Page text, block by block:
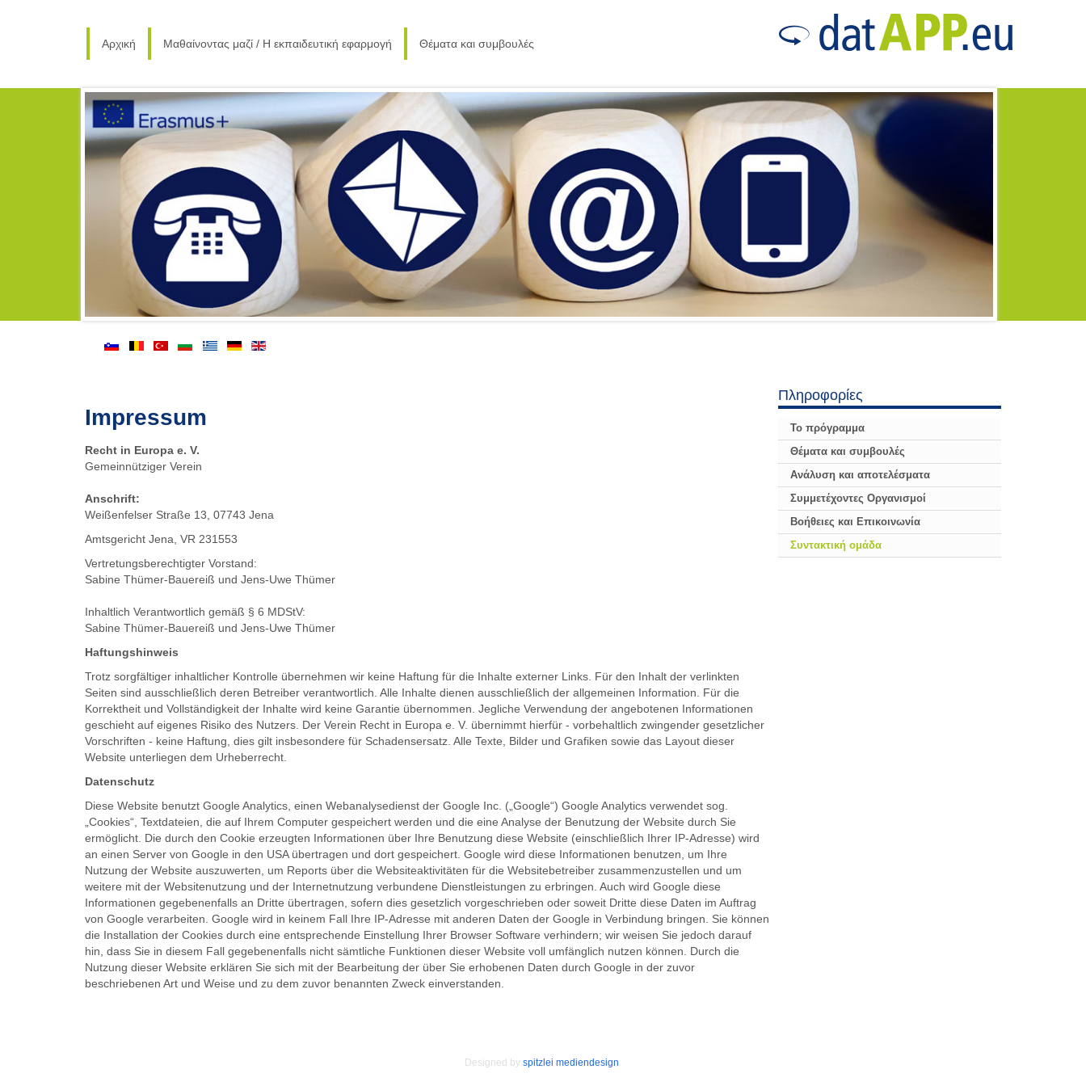
Αρχική Μαθαίνοντας μαζί / Η εκπαιδευτική εφαρμογή Θέματα και συμβουλές
Impressum
Recht in Europa e. V.
Gemeinnütziger Verein
Anschrift:
Weißenfelser Straße 13, 07743 Jena
Amtsgericht Jena, VR 231553
Vertretungsberechtigter Vorstand:
Sabine Thümer-Bauereiß und Jens-Uwe Thümer
Inhaltlich Verantwortlich gemäß § 6 MDStV:
Sabine Thümer-Bauereiß und Jens-Uwe Thümer
Haftungshinweis
Trotz sorgfältiger inhaltlicher Kontrolle übernehmen wir keine Haftung für die Inhalte externer Links. Für den Inhalt der verlinkten
Seiten sind ausschließlich deren Betreiber verantwortlich. Alle Inhalte dienen ausschließlich der allgemeinen Information. Für die
Korrektheit und Vollständigkeit der Inhalte wird keine Garantie übernommen. Jegliche Verwendung der angebotenen Informationen
geschieht auf eigenes Risiko des Nutzers. Der Verein Recht in Europa e. V. übernimmt hierfür - vorbehaltlich zwingender gesetzlicher
Vorschriften - keine Haftung, dies gilt insbesondere für Schadensersatz. Alle Texte, Bilder und Grafiken sowie das Layout dieser
Website unterliegen dem Urheberrecht.
Datenschutz
Diese Website benutzt Google Analytics, einen Webanalysedienst der Google Inc. („Google“) Google Analytics verwendet sog.
„Cookies“, Textdateien, die auf Ihrem Computer gespeichert werden und die eine Analyse der Benutzung der Website durch Sie
ermöglicht. Die durch den Cookie erzeugten Informationen über Ihre Benutzung diese Website (einschließlich Ihrer IP-Adresse) wird
an einen Server von Google in den USA übertragen und dort gespeichert. Google wird diese Informationen benutzen, um Ihre
Nutzung der Website auszuwerten, um Reports über die Websiteaktivitäten für die Websitebetreiber zusammenzustellen und um
weitere mit der Websitenutzung und der Internetnutzung verbundene Dienstleistungen zu erbringen. Auch wird Google diese
Informationen gegebenenfalls an Dritte übertragen, sofern dies gesetzlich vorgeschrieben oder soweit Dritte diese Daten im Auftrag
von Google verarbeiten. Google wird in keinem Fall Ihre IP-Adresse mit anderen Daten der Google in Verbindung bringen. Sie können
die Installation der Cookies durch eine entsprechende Einstellung Ihrer Browser Software verhindern; wir weisen Sie jedoch darauf
hin, dass Sie in diesem Fall gegebenenfalls nicht sämtliche Funktionen dieser Website voll umfänglich nutzen können. Durch die
Nutzung dieser Website erklären Sie sich mit der Bearbeitung der über Sie erhobenen Daten durch Google in der zuvor
beschriebenen Art und Weise und zu dem zuvor benannten Zweck einverstanden.
Πληροφορίες
Το πρόγραμμα
Θέματα και συμβουλές
Ανάλυση και αποτελέσματα
Συμμετέχοντες Οργανισμοί
Βοήθειες και Επικοινωνία
Συντακτική ομάδα
Designed by spitzlei mediendesign.